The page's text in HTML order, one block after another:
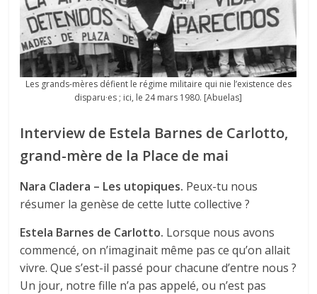
Les grands-mères défient le régime militaire qui nie l’existence des
disparu∙es ; ici, le 24 mars 1980. [Abuelas]
Interview de Estela Barnes de Carlotto,
grand-mère de la Place de mai
Nara Cladera – Les utopiques. Peux-tu nous
résumer la genèse de cette lutte collective ?
Estela Barnes de Carlotto. Lorsque nous avons
commencé, on n’imaginait même pas ce qu’on allait
vivre. Que s’est-il passé pour chacune d’entre nous ?
Un jour, notre fille n’a pas appelé, ou n’est pas